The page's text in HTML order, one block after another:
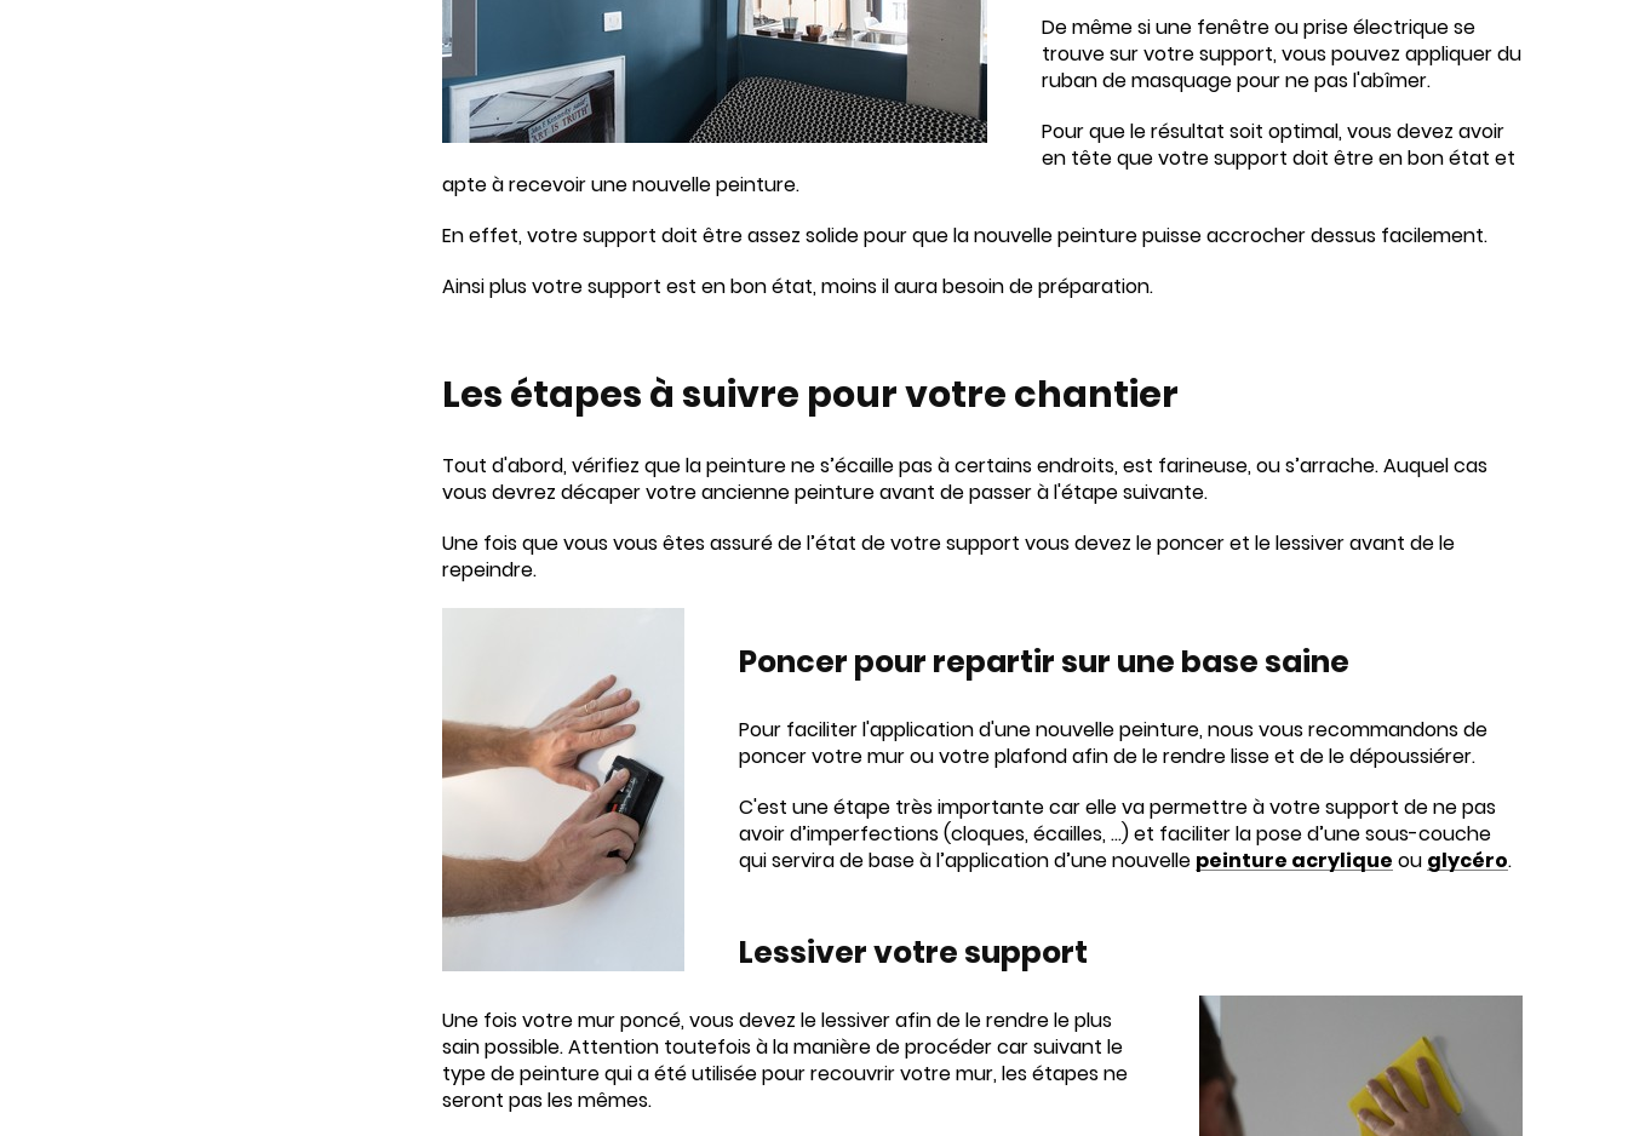
De même si une fenêtre ou prise électrique se
trouve sur votre support, vous pouvez appliquer du
ruban de masquage pour ne pas l'abîmer.
Pour que le résultat soit optimal, vous devez avoir
en tête que votre support doit être en bon état et
apte à recevoir une nouvelle peinture.
En effet, votre support doit être assez solide pour que la nouvelle peinture puisse accrocher dessus facilement.
Ainsi plus votre support est en bon état, moins il aura besoin de préparation.
Les étapes à suivre pour votre chantier
Tout d'abord, vérifiez que la peinture ne s’écaille pas à certains endroits, est farineuse, ou s’arrache. Auquel cas
vous devrez décaper votre ancienne peinture avant de passer à l'étape suivante.
Une fois que vous vous êtes assuré de l’état de votre support vous devez le poncer et le lessiver avant de le
repeindre.
Poncer pour repartir sur une base saine
Pour faciliter l'application d'une nouvelle peinture, nous vous recommandons de
poncer votre mur ou votre plafond afin de le rendre lisse et de le dépoussiérer.
C'est une étape très importante car elle va permettre à votre support de ne pas
avoir d’imperfections (cloques, écailles, …) et faciliter la pose d’une sous-couche
qui servira de base à l’application d’une nouvelle peinture acrylique ou glycéro.
Lessiver votre support
Une fois votre mur poncé, vous devez le lessiver afin de le rendre le plus
sain possible. Attention toutefois à la manière de procéder car suivant le
type de peinture qui a été utilisée pour recouvrir votre mur, les étapes ne
seront pas les mêmes.